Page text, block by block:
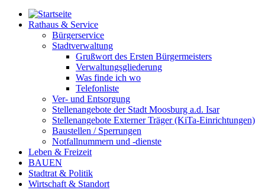
Rathaus & Service
Bürgerservice
Stadtverwaltung
Grußwort des Ersten Bürgermeisters
Verwaltungsgliederung
Was finde ich wo
Telefonliste
Ver- und Entsorgung
Stellenangebote der Stadt Moosburg a.d. Isar
Stellenangebote Externer Träger (KiTa-Einrichtungen)
Baustellen / Sperrungen
Notfallnummern und -dienste
Leben & Freizeit
BAUEN
Stadtrat & Politik
Wirtschaft & Standort